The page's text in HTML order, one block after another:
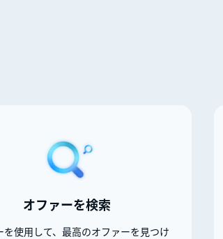
オファーを検索
を使用して、最高のオファーを見つけ